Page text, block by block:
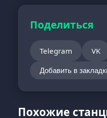
Поделиться
Telegram VK
Добавить в
Похожие